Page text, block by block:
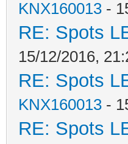
KNX160013 -
RE: Spots
15/12/2016,
RE: Spots
KNX160013 -
RE: Spots